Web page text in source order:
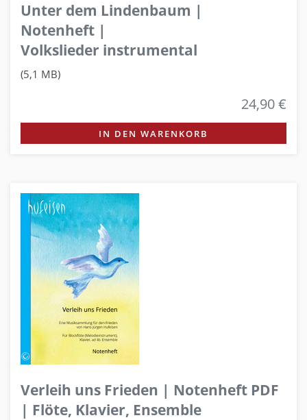
Unter dem Lindenbaum |
Notenheft |
Volkslieder instrumental
(5,1 MB)
24,90 €
IN DEN WARENKORB
Verleih uns Frieden | Notenheft PDF
| Flöte, Klavier, Ensemble